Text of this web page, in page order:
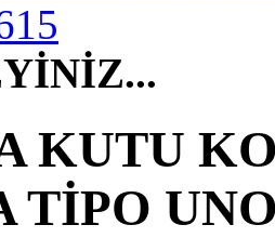
KUTU
TİPO